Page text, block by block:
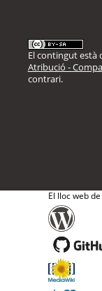
El contingut està
Atribució -
contrari.
El lloc web